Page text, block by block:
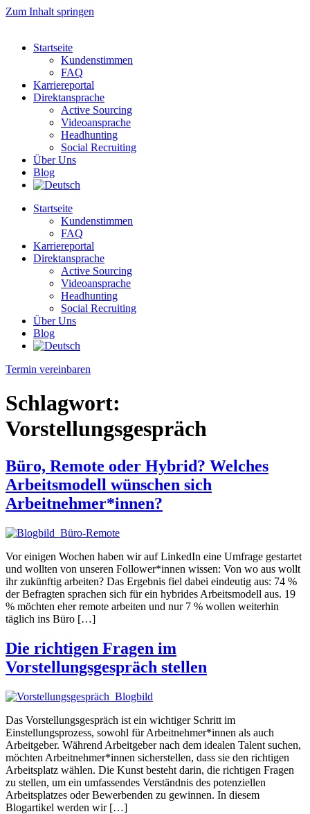
Zum Inhalt springen
Startseite
Kundenstimmen
FAQ
Karriereportal
Direktansprache
Active Sourcing
Videoansprache
Headhunting
Social Recruiting
Über Uns
Blog
Startseite
Kundenstimmen
FAQ
Karriereportal
Direktansprache
Active Sourcing
Videoansprache
Headhunting
Social Recruiting
Über Uns
Blog
Termin vereinbaren
Schlagwort:
Vorstellungsgespräch
Büro, Remote oder Hybrid? Welches
Arbeitsmodell wünschen sich
Arbeitnehmer*innen?
Vor einigen Wochen haben wir auf LinkedIn eine Umfrage gestartet
und wollten von unseren Follower*innen wissen: Von wo aus wollt
ihr zukünftig arbeiten? Das Ergebnis fiel dabei eindeutig aus: 74 %
der Befragten sprachen sich für ein hybrides Arbeitsmodell aus. 19
% möchten eher remote arbeiten und nur 7 % wollen weiterhin
täglich ins Büro […]
Die richtigen Fragen im
Vorstellungsgespräch stellen
Das Vorstellungsgespräch ist ein wichtiger Schritt im
Einstellungsprozess, sowohl für Arbeitnehmer*innen als auch
Arbeitgeber. Während Arbeitgeber nach dem idealen Talent suchen,
möchten Arbeitnehmer*innen sicherstellen, dass sie den richtigen
Arbeitsplatz wählen. Die Kunst besteht darin, die richtigen Fragen
zu stellen, um ein umfassendes Verständnis des potenziellen
Arbeitsplatzes oder Bewerbenden zu gewinnen. In diesem
Blogartikel werden wir […]